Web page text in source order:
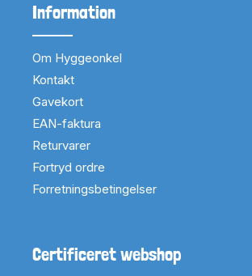
Information
Om Hyggeonkel
Kontakt
Gavekort
EAN-faktura
Returvarer
Fortryd ordre
Forretningsbetingelser
Certificeret webshop